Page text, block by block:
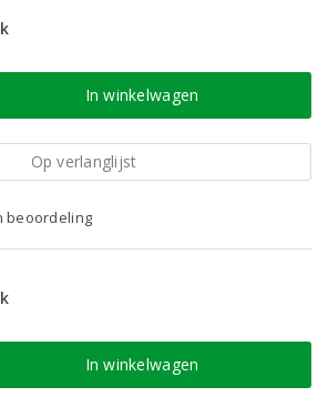
In winkelwagen
Op verlanglijst
beoordeling
In winkelwagen